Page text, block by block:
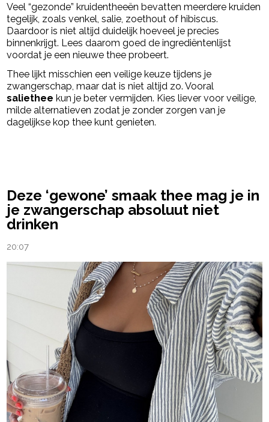
Veel “gezonde” kruidentheeën bevatten meerdere kruiden
tegelijk, zoals venkel, salie, zoethout of hibiscus.
Daardoor is niet altijd duidelijk hoeveel je precies
binnenkrijgt. Lees daarom goed de ingrediëntenlijst
voordat je een nieuwe thee probeert.
Thee lijkt misschien een veilige keuze tijdens je
zwangerschap, maar dat is niet altijd zo. Vooral
saliethee kun je beter vermijden. Kies liever voor veilige,
milde alternatieven zodat je zonder zorgen van je
dagelijkse kop thee kunt genieten.
Deze ‘gewone’ smaak thee mag je in
je zwangerschap absoluut niet
drinken
20:07